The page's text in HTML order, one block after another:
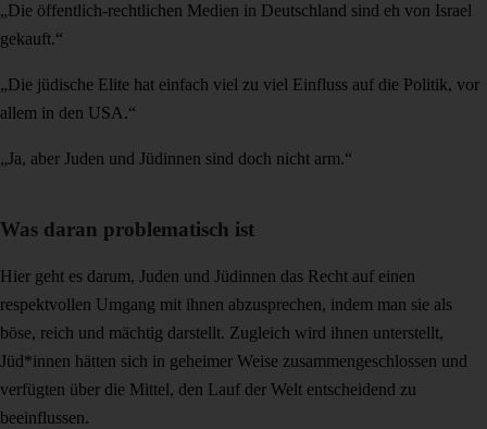
„Die öffentlich-rechtlichen Medien in Deutschland sind eh von Israel
gekauft.“
„Die jüdische Elite hat einfach viel zu viel Einfluss auf die Politik, vor
allem in den USA.“
„Ja, aber Juden und Jüdinnen sind doch nicht arm.“
Was daran problematisch ist
Hier geht es darum, Juden und Jüdinnen das Recht auf einen
respektvollen Umgang mit ihnen abzusprechen, indem man sie als
böse, reich und mächtig darstellt. Zugleich wird ihnen unterstellt,
Jüd*innen hätten sich in geheimer Weise zusammengeschlossen und
verfügten über die Mittel, den Lauf der Welt entscheidend zu
beeinflussen.